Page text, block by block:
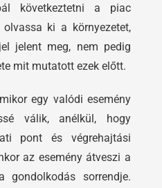
következtetni a piac
ki a környezetet,
jelent meg, nem pedig
mit mutatott ezek előtt.
egy valódi esemény
válik, anélkül, hogy
pont és végrehajtási
az esemény átveszi a
sorrendje.